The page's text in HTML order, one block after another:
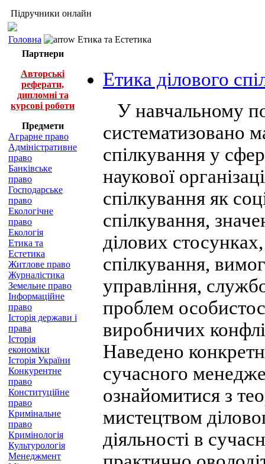
Підручники онлайн
Головна
Етика та Естетика
Партнери
Авторські
реферати,
дипломні та
курсові роботи
Предмети
Аграрне право
Адміністративне
право
Банківське
право
Господарське
право
Екологічне
право
Екологія
Етика та
Естетика
Житлове право
Журналістика
Земельне право
Інформаційне
право
Історія держави і
права
Історія
економіки
Історія України
Конкурентне
право
Конституційне
право
Кримінальне
право
Кримінологія
Культурологія
Менеджмент
Етика ділового
У навчальному
систематизовано
спілкування у
наукової
спілкування як
спілкування,
ділових
спілкування,
управління,
проблем
виробничих
Наведено
сучасного
ознайомитися з
мистецтвом
діяльності в